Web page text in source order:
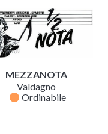
MEZZANOTA
Valdagno
fiber_manual_record Ordinabile